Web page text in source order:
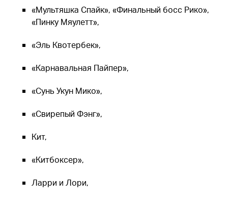
«Мультяшка Спайк», «Финальный босс Рико»,
«Пинку Мяулетт»,
«Эль Квотербек»,
«Карнавальная Пайпер»,
«Сунь Укун Мико»,
«Свирепый Фэнг»,
Кит,
«Китбоксер»,
Ларри и Лори,